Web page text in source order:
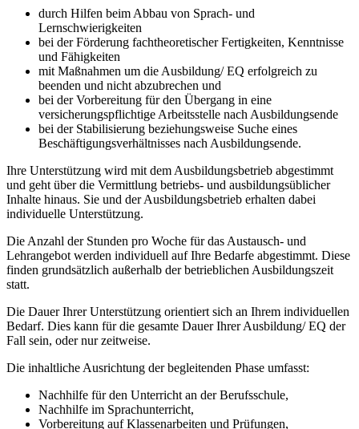
durch Hilfen beim Abbau von Sprach- und
Lernschwierigkeiten
bei der Förderung fachtheoretischer Fertigkeiten, Kenntnisse
und Fähigkeiten
mit Maßnahmen um die Ausbildung/ EQ erfolgreich zu
beenden und nicht abzubrechen und
bei der Vorbereitung für den Übergang in eine
versicherungspflichtige Arbeitsstelle nach Ausbildungsende
bei der Stabilisierung beziehungsweise Suche eines
Beschäftigungsverhältnisses nach Ausbildungsende.
Ihre Unterstützung wird mit dem Ausbildungsbetrieb abgestimmt
und geht über die Vermittlung betriebs- und ausbildungsüblicher
Inhalte hinaus. Sie und der Ausbildungsbetrieb erhalten dabei
individuelle Unterstützung.
Die Anzahl der Stunden pro Woche für das Austausch- und
Lehrangebot werden individuell auf Ihre Bedarfe abgestimmt. Diese
finden grundsätzlich außerhalb der betrieblichen Ausbildungszeit
statt.
Die Dauer Ihrer Unterstützung orientiert sich an Ihrem individuellen
Bedarf. Dies kann für die gesamte Dauer Ihrer Ausbildung/ EQ der
Fall sein, oder nur zeitweise.
Die inhaltliche Ausrichtung der begleitenden Phase umfasst:
Nachhilfe für den Unterricht an der Berufsschule,
Nachhilfe im Sprachunterricht,
Vorbereitung auf Klassenarbeiten und Prüfungen,